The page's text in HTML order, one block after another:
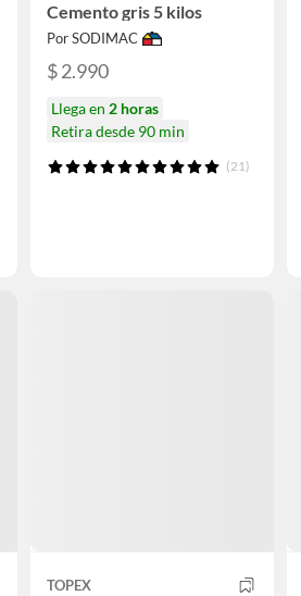
Cemento gris 5 kilos
Por SODIMAC
$ 2.990
Llega en 2 horas
Retira desde 90 min
(21)
TOPEX